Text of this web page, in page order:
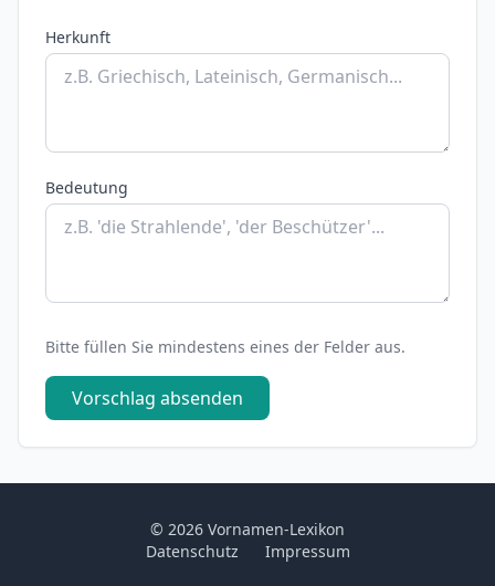
Herkunft
Bedeutung
Bitte füllen Sie mindestens eines der Felder aus.
Vorschlag absenden
© 2026 Vornamen-Lexikon
Datenschutz
Impressum